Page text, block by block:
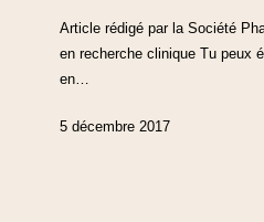
Article rédigé par la Société
en recherche clinique Tu peux
en…
5 décembre 2017